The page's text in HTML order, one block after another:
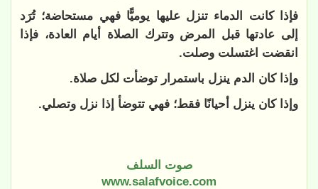
فإذا كانت الدماء تنزل عليها يوميًّا فهي مستحاضة؛ تُرَد
إلى عادتها قبل المرض وتترك الصلاة أيام العادة، فإذا
انقضت اغتسلت وصلت.
وإذا كان الدم ينزل باستمرار توضأت لكل صلاة.
وإذا كان ينزل أحيانًا فقط؛ فهي تتوضأ إذا نزل وتصلي.
صوت السلف
www.salafvoice.com